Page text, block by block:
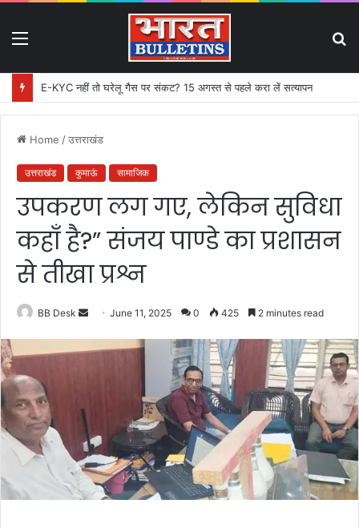
E-KYC नहीं तो घरेलू गैस पर संकट? 15 अगस्त से पहले करा लें सत्यापन
Home /उत्तराखंड
उत्तराखंड कुमाऊं सामाजिक
उपकरण लग गए, लेकिन सुविधा
कहाँ है?” संजय पाण्डे का प्रशासन
से तीखा प्रश्न
BB Desk
n
e
m
a
June 11, 2025 0 425 2 minutes read